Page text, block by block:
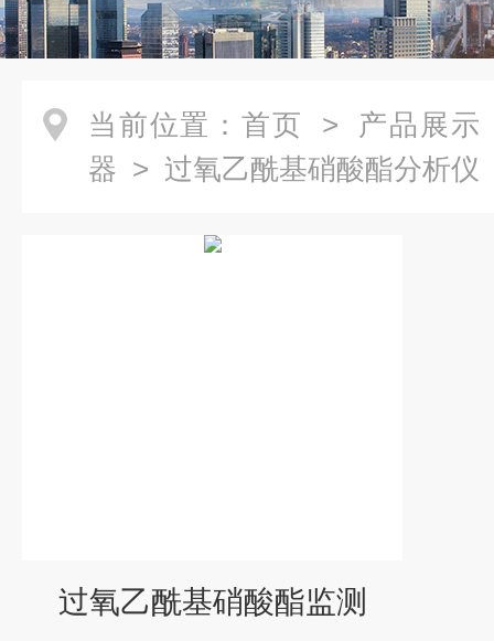
当前位置： 首页 > 产品展示
器 > 过氧乙酰基硝酸酯分析仪
过氧乙酰基硝酸酯监测